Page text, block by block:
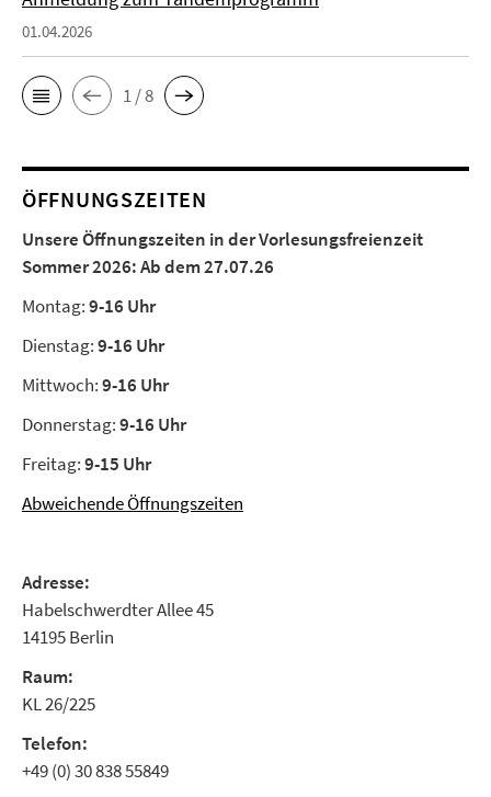
01.04.2026
1 / 8
ÖFFNUNGSZEITEN
Unsere Öffnungszeiten in der Vorlesungsfreienzeit
Sommer 2026:Ab dem 27.07.26
Montag:9-16 Uhr
Dienstag:9-16 Uhr
Mittwoch:9-16 Uhr
Donnerstag:9-16 Uhr
Freitag:9-15 Uhr
Abweichende Öffnungszeiten
Adresse:
Habelschwerdter Allee 45
14195 Berlin
Raum:
KL 26/225
Telefon:
+49 (0) 30 838 55849